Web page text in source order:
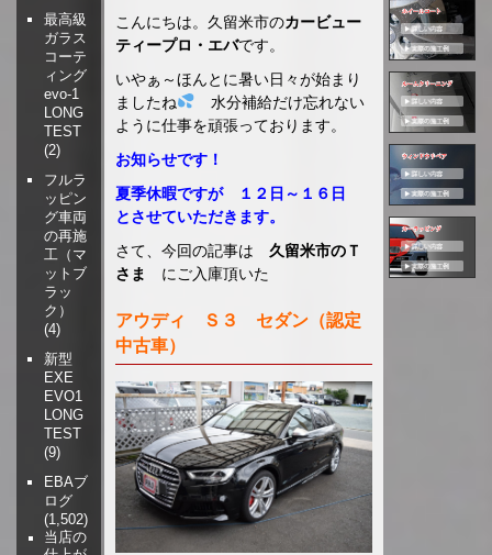
こんにちは。久留米市のカービュー
ティープロ・エバです。
いやぁ～ほんとに暑い日々が始まり
ましたね
水分補給だけ忘れない
ように仕事を頑張っております。
お知らせです！
夏季休暇ですが １２日～１６日
とさせていただきます。
さて、今回の記事は久留米市のＴ
さま にご入庫頂いた
アウディ Ｓ３ セダン（認定
中古車）
最高級
ガラス
コーテ
ィング
evo-1
LONG
TEST
(2)
フルラ
ッピン
グ車両
の再施
工（マ
ットブ
ラッ
ク）
(4)
新型
EXE
EVO1
LONG
TEST
(9)
EBAブ
ログ
(1,502)
当店の